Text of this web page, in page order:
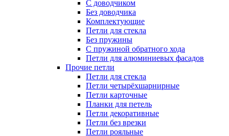
С доводчиком
Без доводчика
Комплектующие
Петли для стекла
Без пружины
С пружиной обратного хода
Петли для алюминиевых фасадов
Прочие петли
Петли для стекла
Петли четырёхшарнирные
Петли карточные
Планки для петель
Петли декоративные
Петли без врезки
Петли рояльные